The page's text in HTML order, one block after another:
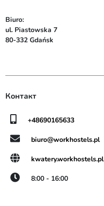
Biuro:
ul. Piastowska 7
80-332 Gdańsk
Контакт
+48690165633
biuro@workhostels.pl
kwatery.workhostels.pl
8:00 - 16:00